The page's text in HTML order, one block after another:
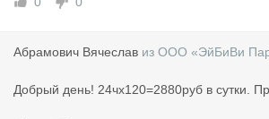
Абрамович Вячеслав из ООО «ЭйБиВи
Добрый день! 24чх120=2880руб в сутки.